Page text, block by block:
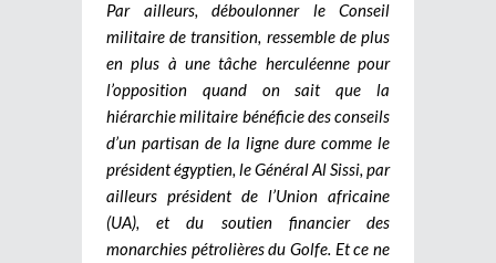
Par ailleurs, déboulonner le Conseil
militaire de transition, ressemble de plus
en plus à une tâche herculéenne pour
l’opposition quand on sait que la
hiérarchie militaire bénéficie des conseils
d’un partisan de la ligne dure comme le
président égyptien, le Général Al Sissi, par
ailleurs président de l’Union africaine
(UA), et du soutien financier des
monarchies pétrolières du Golfe. Et ce ne